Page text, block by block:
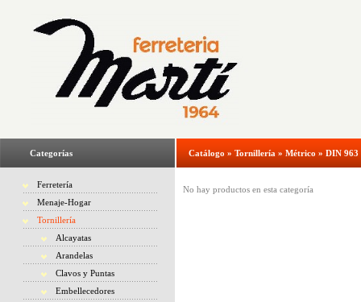
Categorías
Ferretería
Menaje-Hogar
Tornillería
Alcayatas
Arandelas
Clavos y Puntas
Embellecedores
Catálogo » Tornillería » Métrico » DIN 963
No hay productos en esta categoría